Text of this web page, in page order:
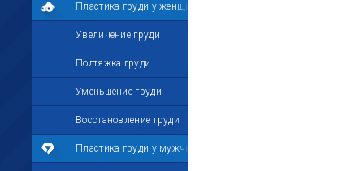
Пластика груди у женщин
Увеличение груди
Подтяжка груди
Уменьшение груди
Восстановление груди
Пластика груди у мужчин